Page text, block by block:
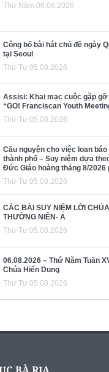
Thứ Năm 06.08.2026
Công bố bài hát chủ đề ngày
tại Seoul
Thứ Tư 05.08.2026
Assisi: Khai mạc cuộc gặp
“GO! Franciscan Youth
Thứ Tư 05.08.2026
Cầu nguyện cho việc loan
thành phố – Suy niệm dựa
Đức Giáo hoàng tháng 8/2026
Thứ Tư 05.08.2026
CÁC BÀI SUY NIỆM LỜI
THƯỜNG NIÊN- A
Thứ Tư 05.08.2026
06.08.2026 – Thứ Năm Tuần
Chúa Hiển Dung
Thứ Tư 05.08.2026